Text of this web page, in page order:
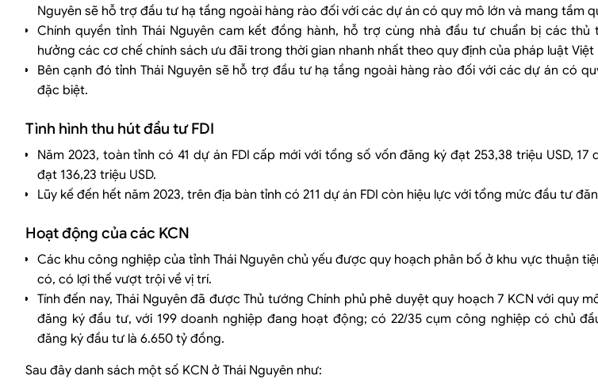
Nguyên sẽ hỗ trợ đầu tư hạ tầng ngoài hàng rào đối với các dự án có quy mô lớn và mang tầm
Chính quyền tỉnh Thái Nguyên cam kết đồng hành, hỗ trợ cùng nhà đầu tư chuẩn bị các
hưởng các cơ chế chính sách ưu đãi trong thời gian nhanh nhất theo quy định của pháp luật Việt
Bên cạnh đó tỉnh Thái Nguyên sẽ hỗ trợ đầu tư hạ tầng ngoài hàng rào đối với các dự án có
đặc biệt.
Tình hình thu hút đầu tư FDI
Năm 2023, toàn tỉnh có 41 dự án FDI cấp mới với tổng số vốn đăng ký đạt 253,38 triệu USD,
đạt 136,23 triệu USD.
Lũy kế đến hết năm 2023, trên địa bàn tỉnh có 211 dự án FDI còn hiệu lực với tổng mức đầu tư
Hoạt động của các KCN
Các khu công nghiệp của tỉnh Thái Nguyên chủ yếu được quy hoạch phân bố ở khu vực thuận
có, có lợi thế vượt trội về vị trí.
Tính đến nay, Thái Nguyên đã được Thủ tướng Chính phủ phê duyệt quy hoạch 7 KCN với quy
đăng ký đầu tư, với 199 doanh nghiệp đang hoạt động; có 22/35 cụm công nghiệp có chủ
đăng ký đầu tư là 6.650 tỷ đồng.
Sau đây danh sách một số KCN ở Thái Nguyên như: